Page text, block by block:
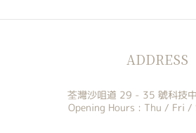
ADDRESS
荃灣沙咀道 29 - 35 號科技
Opening Hours : Thu / Fri /